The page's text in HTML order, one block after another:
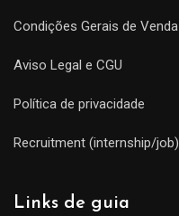
Condições Gerais de Venda
Aviso Legal e CGU
Política de privacidade
Recruitment (internship/job)
Links de guia